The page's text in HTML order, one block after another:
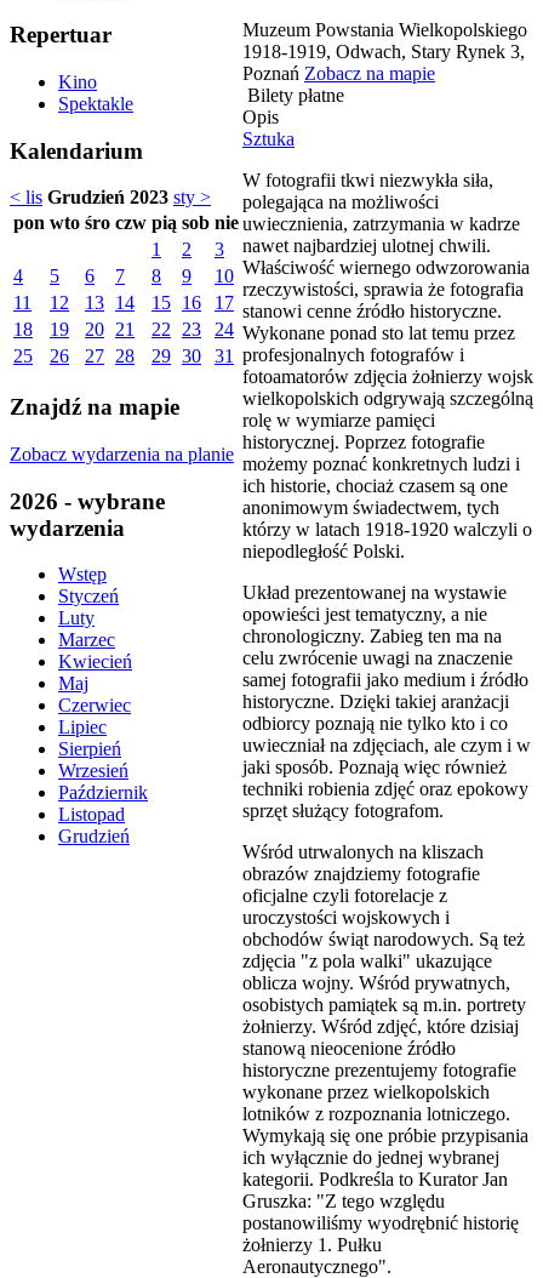
Repertuar
Kino
Spektakle
Kalendarium
< lis Grudzień 2023 sty >
pon wto śro czw pią sob nie
1
2
3
4
5 6 7 8 9
10
11
12 13 14 15 16
17
18
19 20 21 22 23
24
25
26 27 28 29 30 31
Znajdź na mapie
Zobacz wydarzenia na planie
2026 - wybrane
wydarzenia
Wstęp
Styczeń
Luty
Marzec
Kwiecień
Maj
Czerwiec
Lipiec
Sierpień
Wrzesień
Październik
Listopad
Grudzień
Muzeum Powstania Wielkopolskiego
1918-1919, Odwach, Stary Rynek 3,
Poznań Zobacz na mapie
Bilety płatne
Opis
Sztuka
W fotografii tkwi niezwykła siła,
polegająca na możliwości
uwiecznienia, zatrzymania w kadrze
nawet najbardziej ulotnej chwili.
Właściwość wiernego odwzorowania
rzeczywistości, sprawia że fotografia
stanowi cenne źródło historyczne.
Wykonane ponad sto lat temu przez
profesjonalnych fotografów i
fotoamatorów zdjęcia żołnierzy wojsk
wielkopolskich odgrywają szczególną
rolę w wymiarze pamięci
historycznej. Poprzez fotografie
możemy poznać konkretnych ludzi i
ich historie, chociaż czasem są one
anonimowym świadectwem, tych
którzy w latach 1918-1920 walczyli o
niepodległość Polski.
Układ prezentowanej na wystawie
opowieści jest tematyczny, a nie
chronologiczny. Zabieg ten ma na
celu zwrócenie uwagi na znaczenie
samej fotografii jako medium i źródło
historyczne. Dzięki takiej aranżacji
odbiorcy poznają nie tylko kto i co
uwieczniał na zdjęciach, ale czym i w
jaki sposób. Poznają więc również
techniki robienia zdjęć oraz epokowy
sprzęt służący fotografom.
Wśród utrwalonych na kliszach
obrazów znajdziemy fotografie
oficjalne czyli fotorelacje z
uroczystości wojskowych i
obchodów świąt narodowych. Są też
zdjęcia "z pola walki" ukazujące
oblicza wojny. Wśród prywatnych,
osobistych pamiątek są m.in. portrety
żołnierzy. Wśród zdjęć, które dzisiaj
stanową nieocenione źródło
historyczne prezentujemy fotografie
wykonane przez wielkopolskich
lotników z rozpoznania lotniczego.
Wymykają się one próbie przypisania
ich wyłącznie do jednej wybranej
kategorii. Podkreśla to Kurator Jan
Gruszka: "Z tego względu
postanowiliśmy wyodrębnić historię
żołnierzy 1. Pułku
Aeronautycznego".